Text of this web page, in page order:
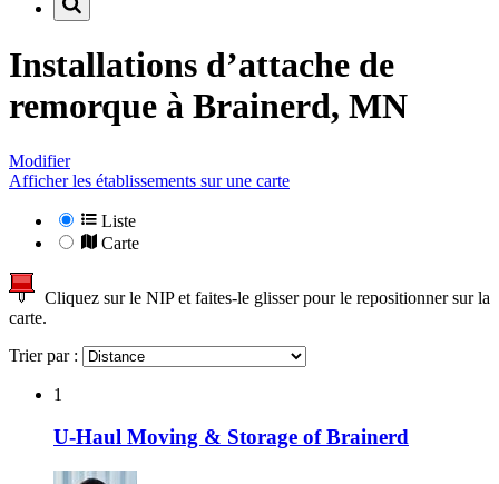
Installations d’attache de
remorque à Brainerd, MN
Modifier
Afficher les établissements sur une carte
Liste
Carte
Cliquez sur le NIP et faites-le glisser pour le repositionner sur la
carte.
Trier par :
1
U-Haul Moving & Storage of Brainerd